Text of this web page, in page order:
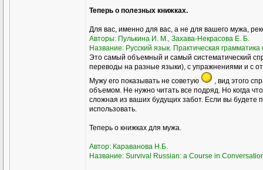
Теперь о полезных книжках.
Для вас, именно для вас, а не для вашего мужа,
Авторы: Пулькина И. М., Захава-Некрасова Е. Б.
Название: Русский язык. Практическая
Это самый объемный и самый систематический
переводы на разные языки), с упражнениями и с
Мужу его показывать не советую
, вид этого
объемом. Не нужно читать все подряд. Но когда
сложная из ваших будущих забот. Если вы будете
использовать.
Теперь о книжках для мужа.
Автор: Караванова Н.Б.
Название: Survival Russian: а Course in